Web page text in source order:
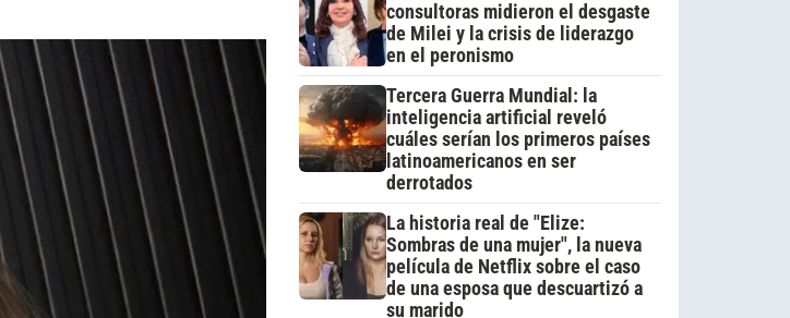
consultoras midieron el desgaste
de Milei y la crisis de liderazgo
en el peronismo
Tercera Guerra Mundial: la
inteligencia artificial reveló
cuáles serían los primeros países
latinoamericanos en ser
derrotados
La historia real de "Elize:
Sombras de una mujer", la nueva
película de Netflix sobre el caso
de una esposa que descuartizó a
su marido